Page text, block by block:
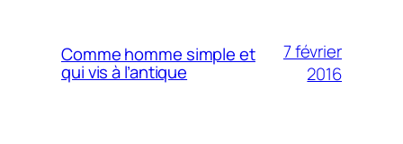
Comme homme simple et
qui vis à l’antique
7 février
2016